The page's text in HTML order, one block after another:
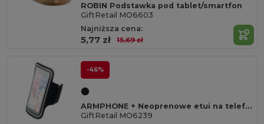
ROBIN Podstawka pod tablet/smartfon
GiftRetail MO6603
Najniższa cena:
5,77 zł 15,69 zł
-46%
ARMPHONE + Neoprenowe etui na telefon
GiftRetail MO6239